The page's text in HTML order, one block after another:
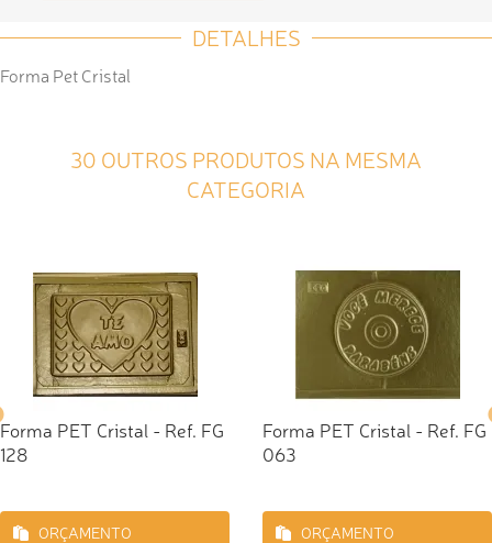
DETALHES
Forma Pet Cristal
30 OUTROS PRODUTOS NA MESMA
CATEGORIA
Forma PET Cristal - Ref. FG
128
ORÇAMENTO
Forma PET Cristal - Ref. FG
063
ORÇAMENTO